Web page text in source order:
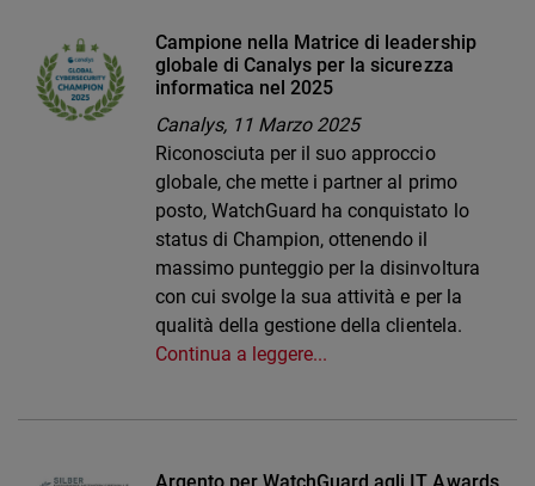
Campione nella Matrice di leadership
globale di Canalys per la sicurezza
informatica nel 2025
Canalys, 11 Marzo 2025
Riconosciuta per il suo approccio
globale, che mette i partner al primo
posto, WatchGuard ha conquistato lo
status di Champion, ottenendo il
massimo punteggio per la disinvoltura
con cui svolge la sua attività e per la
qualità della gestione della clientela.
Continua a leggere...